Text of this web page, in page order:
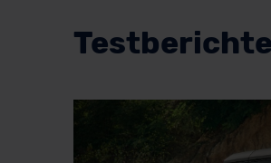
Testberichte